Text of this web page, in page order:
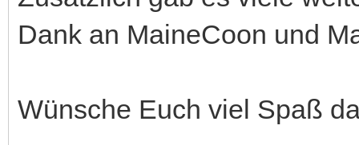
Dank an MaineCoon und
Wünsche Euch viel Spaß